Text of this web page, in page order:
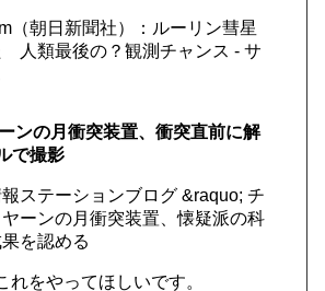
（朝日新聞社）：ルーリン彗星
人類最後の？観測チャンス - サ
ンの月衝突装置、衝突直前に解
で撮影
ステーションブログ &raquo; チ
ーンの月衝突装置、懐疑派の科
を認める
れをやってほしいです。